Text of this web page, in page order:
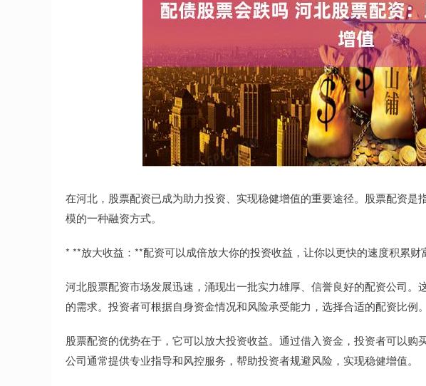
在河北，股票配资已成为助力投资、实现稳健增值的重要途径。股票配资
模的一种融资方式。
* **放大收益：**配资可以成倍放大你的投资收益，让你以更快的速度积累财
河北股票配资市场发展迅速，涌现出一批实力雄厚、信誉良好的配资公司
的需求。投资者可根据自身资金情况和风险承受能力，选择合适的配资比例。
股票配资的优势在于，它可以放大投资收益。通过借入资金，投资者可以
公司通常提供专业指导和风控服务，帮助投资者规避风险，实现稳健增值。